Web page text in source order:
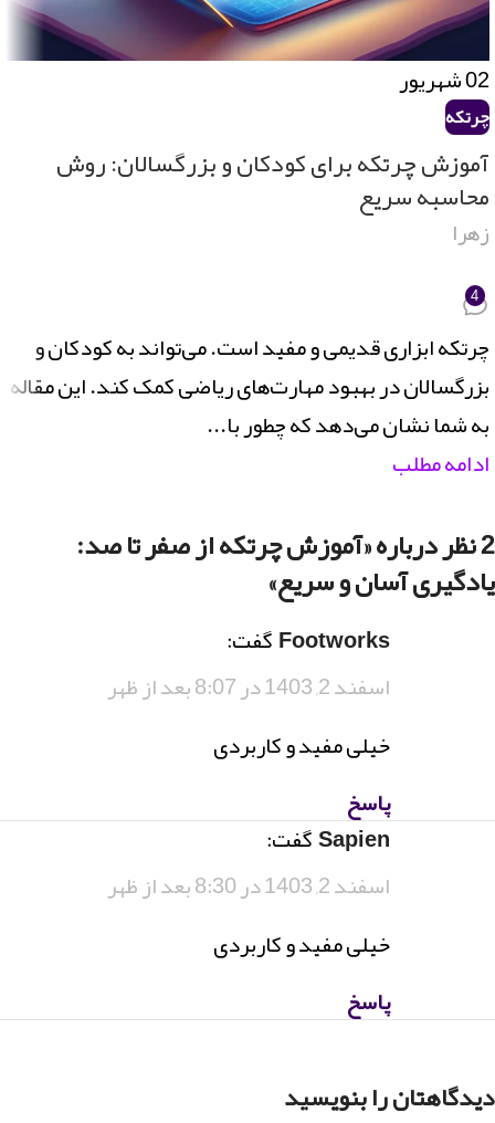
02شهریور
چرتکه
آموزش چرتکه برای کودکان و بزرگسالان: روش
محاسبه سریع
زهرا
4
چرتکه ابزاری قدیمی و مفید است. می‌تواند به کودکان و
بزرگسالان در بهبود مهارت‌های ریاضی کمک کند. این مقاله
به شما نشان می‌دهد که چطور با...
ادامه مطلب
2 نظر درباره « آموزش چرتکه از صفر تا صد:
یادگیری آسان و سریع»
footworks گفت:
اسفند 2, 1403 در 8:07 بعد از ظهر
خیلی مفید و کاربردی
پاسخ
sapien گفت:
اسفند 2, 1403 در 8:30 بعد از ظهر
خیلی مفید و کاربردی
پاسخ
دیدگاهتان را بنویسید